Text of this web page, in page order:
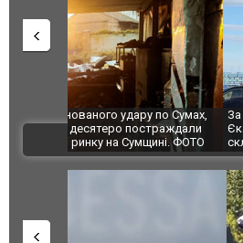
За 2000 кілометрів від
Єкатеринбурзі після атаки
склад Wildberries. ФОТО.
ВІДЕО